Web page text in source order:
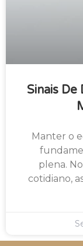
Sinais
Manter o
plena.
cotidiano,